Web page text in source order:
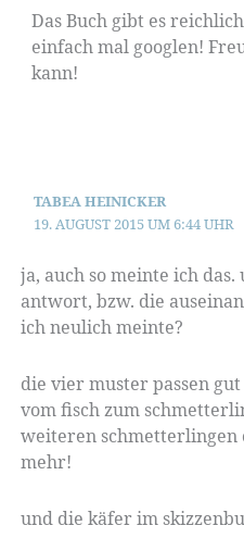
Das Buch gibt es
einfach mal googlen!
kann!
TABEA HEINICKER
19. AUGUST 2015 UM 6:44 UHR
ja, auch so meinte ich
antwort, bzw. die
ich neulich meinte?
die vier muster passen
vom fisch zum
weiteren schmetterlingen
mehr!
und die käfer im